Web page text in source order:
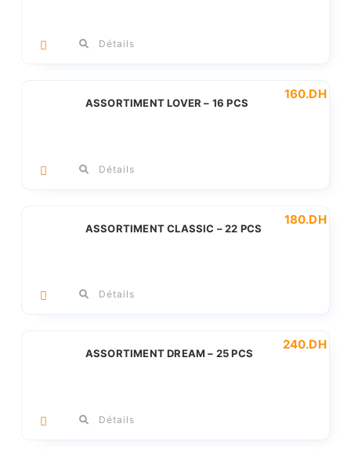
Détails
ASSORTIMENT LOVER – 16 PCS
160.DH
Détails
ASSORTIMENT CLASSIC – 22 PCS
180.DH
Détails
ASSORTIMENT DREAM – 25 PCS
240.DH
Détails